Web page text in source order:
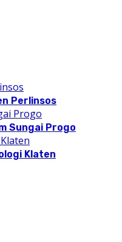
Perlinsos
Sungai Progo
Klaten